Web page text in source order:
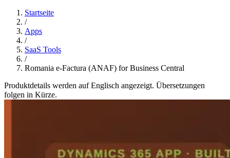
Startseite
/
Apps
/
SaaS Tools
/
Romania e-Factura (ANAF) for Business Central
Produktdetails werden auf Englisch angezeigt. Übersetzungen
folgen in Kürze.